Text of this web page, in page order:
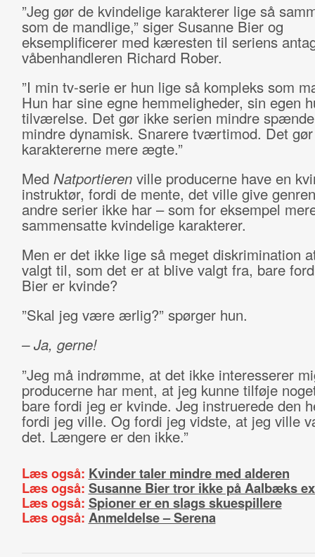
”Jeg gør de kvindelige karakterer lige så
som de mandlige,” siger Susanne Bier og
eksemplificerer med kæresten til seriens
våbenhandleren Richard Rober.
”I min tv-serie er hun lige så kompleks som
Hun har sine egne hemmeligheder, sin egen
tilværelse. Det gør ikke serien mindre
mindre dynamisk. Snarere tværtimod. Det gør
karaktererne mere ægte.”
Med Natportierenville producerne have en
instruktør, fordi de mente, det ville give
andre serier ikke har – som for eksempel
sammensatte kvindelige karakterer.
Men er det ikke lige så meget diskrimination
valgt til, som det er at blive valgt fra, bare
Bier er kvinde?
”Skal jeg være ærlig?” spørger hun.
– Ja, gerne!
”Jeg må indrømme, at det ikke interesserer
producerne har ment, at jeg kunne tilføje
bare fordi jeg er kvinde. Jeg instruerede den
fordi jeg ville. Og fordi jeg vidste, at jeg ville
det. Længere er den ikke.”
Læs også: Kvinder taler mindre med alderen
Læs også: Susanne Bier tror ikke på Aalbæks
Læs også: Spioner er en slags skuespillere
Læs også: Anmeldelse – Serena